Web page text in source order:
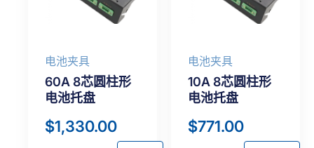
电池夹具
60A 8芯圆柱形
电池托盘
$1,330.00
电池夹具
10A 8芯圆柱形
电池托盘
$771.00